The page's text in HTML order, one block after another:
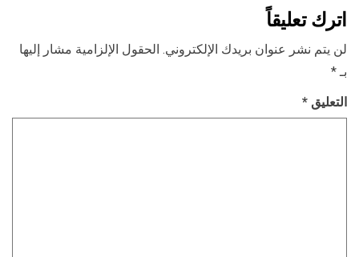
اترك تعليقاً
لن يتم نشر عنوان بريدك الإلكتروني. الحقول الإلزامية مشار إليها
بـ *
التعليق *